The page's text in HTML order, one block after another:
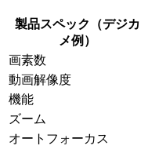
製品スペック（デジカ
メ例）
画素数
動画解像度
機能
ズーム
オートフォーカス